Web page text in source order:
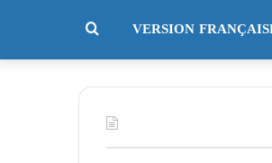
VERSION بحث